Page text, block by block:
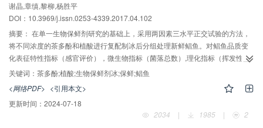
谢晶,章缜,黎柳,杨胜平
DOI：10.3969/j.issn.0253-4339.2017.04.102
摘要： 在单一生物保鲜剂研究的基础上，采用两因素三水平正交试验的方法，
将不同浓度的茶多酚和植酸进行复配制冰后分组处理新鲜鲳鱼。对鲳鱼品质变
化表征特性指标（感官评价），微生物指标（菌落总数）,理化指标（挥发性盐
基氮含量（TVB-N）、2-硫代巴比妥酸含量（TBA）和K值）进行分析，确定了
鲳鱼复合生物保鲜冰的优化配比浓度，并验证其保鲜效果。研究结果表明：用
茶多酚0.5%（w/v），植酸0.15%（v/v）的复合保鲜冰使鲳鱼的感官指标、微
生物指标、理化指标均优于自来水冰的对照组，在1 ℃冷藏条件下的货架期由
关键词： 茶多酚;植酸;生物保鲜剂冰;保鲜;鲳鱼
<网络PDF> <引用本文>
更新时间： 2024-07-18
2034
| 1985 | 2